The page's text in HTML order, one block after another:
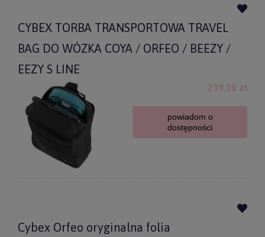
CYBEX TORBA TRANSPORTOWA TRAVEL
BAG DO WÓZKA COYA / ORFEO / BEEZY /
EEZY S LINE
239,00 zł
powiadom o
dostępności
Cybex Orfeo oryginalna folia